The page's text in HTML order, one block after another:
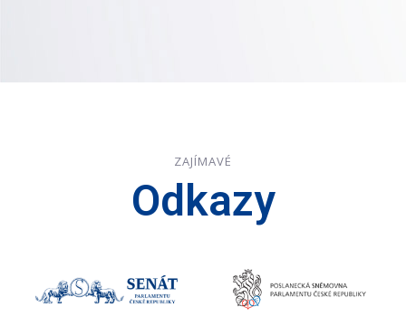
ZAJÍMAVÉ
Odkazy